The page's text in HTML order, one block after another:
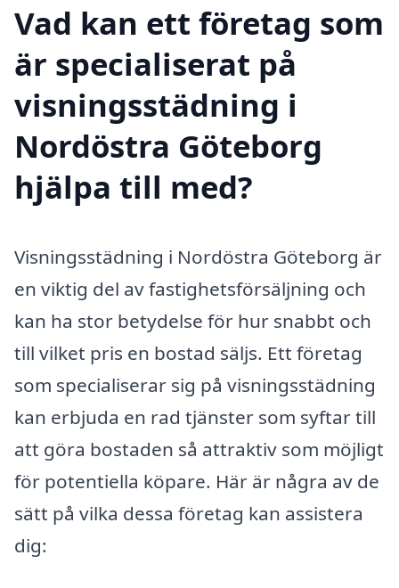
Vad kan ett företag som
är specialiserat på
visningsstädning i
Nordöstra Göteborg
hjälpa till med?
Visningsstädning i Nordöstra Göteborg är
en viktig del av fastighetsförsäljning och
kan ha stor betydelse för hur snabbt och
till vilket pris en bostad säljs. Ett företag
som specialiserar sig på visningsstädning
kan erbjuda en rad tjänster som syftar till
att göra bostaden så attraktiv som möjligt
för potentiella köpare. Här är några av de
sätt på vilka dessa företag kan assistera
dig: